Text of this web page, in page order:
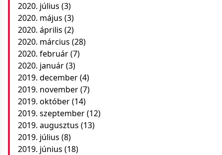
2020. július (3)
2020. május (3)
2020. április (2)
2020. március (28)
2020. február(7)
2020. január(3)
2019. december(4)
2019. november(7)
2019. október(14)
2019. szeptember(12)
2019. augusztus (13)
2019. július (8)
2019. június (18)